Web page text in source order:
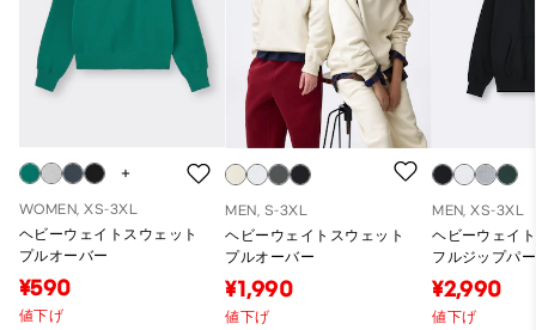
WOMEN, XS-3XL
ヘビーウェイトスウェット
プルオーバー
¥590
値下げ
MEN, S-3XL
ヘビーウェイトスウェット
プルオーバー
¥1,990
値下げ
MEN, XS-3XL
ヘビーウェイ
フルジップパ
冬商品)
¥2,990
値下げ